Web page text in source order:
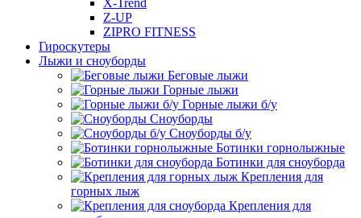
X-Trend
Z-UP
ZIPRO FITNESS
Гироскутеры
Лыжи и сноуборды
Беговые лыжи
Горные лыжи
Горные лыжи б/у
Сноуборды
Сноуборды б/у
Ботинки горнолыжные
Ботинки для сноуборда
Крепления для
горных лыж
Крепления для